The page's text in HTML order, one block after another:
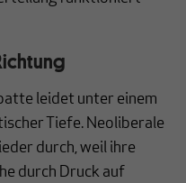
leidet unter einem
Tiefe. Neoliberale
durch, weil ihre
durch Druck auf